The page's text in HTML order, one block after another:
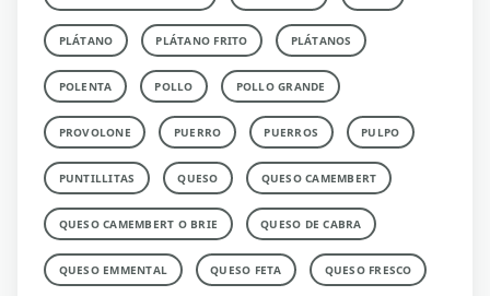
PLÁTANO PLÁTANO FRITO PLÁTANOS
POLENTA POLLO POLLO GRANDE
PROVOLONE PUERRO PUERROS PULPO
PUNTILLITAS QUESO QUESO CAMEMBERT
QUESO CAMEMBERT O BRIE QUESO DE CABRA
QUESO EMMENTAL QUESO FETA QUESO FRESCO